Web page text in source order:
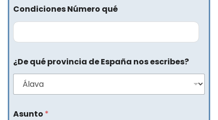
Condiciones Número qué
¿De qué provincia de España nos escribes?
Asunto *